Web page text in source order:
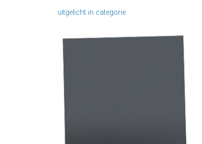
uitgelicht in categorie